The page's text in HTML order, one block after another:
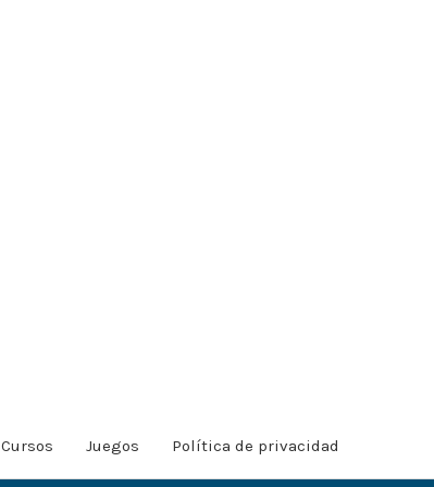
Cursos Juegos Política de privacidad